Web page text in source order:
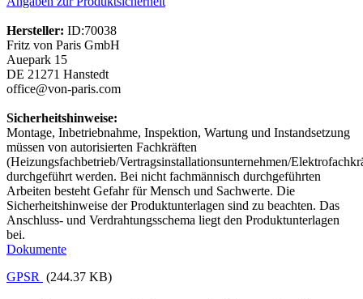
Hersteller: ID:70038
Fritz von Paris GmbH
Auepark 15
DE 21271 Hanstedt
office@von-paris.com
Sicherheitshinweise:
Montage, Inbetriebnahme, Inspektion, Wartung und Instandsetzung
müssen von autorisierten Fachkräften
(Heizungsfachbetrieb/Vertragsinstallationsunternehmen/
durchgeführt werden. Bei nicht fachmännisch durchgeführten
Arbeiten besteht Gefahr für Mensch und Sachwerte. Die
Sicherheitshinweise der Produktunterlagen sind zu beachten. Das
Anschluss- und Verdrahtungsschema liegt den Produktunterlagen
bei.
Dokumente
GPSR (244.37 KB)